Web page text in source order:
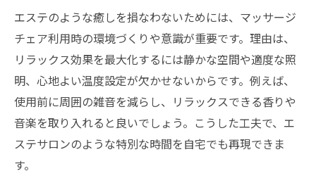
エステのような癒しを損なわないためには、マッサージ
チェア利用時の環境づくりや意識が重要です。理由は、
リラックス効果を最大化するには静かな空間や適度な照
明、心地よい温度設定が欠かせないからです。例えば、
使用前に周囲の雑音を減らし、リラックスできる香りや
音楽を取り入れると良いでしょう。こうした工夫で、エ
ステサロンのような特別な時間を自宅でも再現できま
す。